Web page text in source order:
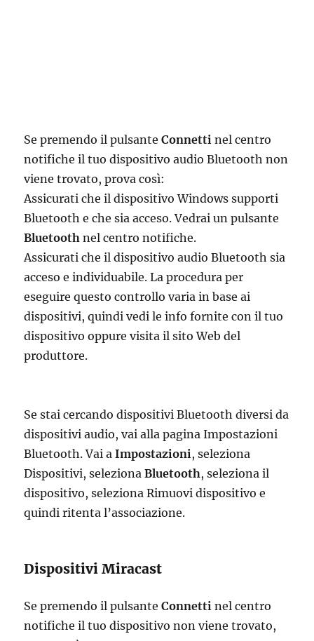
Se premendo il pulsanteConnetti nel centro
notifiche il tuo dispositivo audio Bluetooth non
viene trovato, prova così:
Assicurati che il dispositivo Windows supporti
Bluetooth e che sia acceso. Vedrai un pulsante
Bluetooth nel centro notifiche.
Assicurati che il dispositivo audio Bluetooth sia
acceso e individuabile. La procedura per
eseguire questo controllo varia in base ai
dispositivi, quindi vedi le info fornite con il tuo
dispositivo oppure visita il sito Web del
produttore.
Se stai cercando dispositivi Bluetooth diversi da
dispositivi audio, vai alla pagina Impostazioni
Bluetooth. Vai aImpostazioni, seleziona
Dispositivi, selezionaBluetooth, seleziona il
dispositivo, seleziona Rimuovi dispositivo e
quindi ritenta l’associazione.
Dispositivi Miracast
Se premendo il pulsanteConnetti nel centro
notifiche il tuo dispositivo non viene trovato,